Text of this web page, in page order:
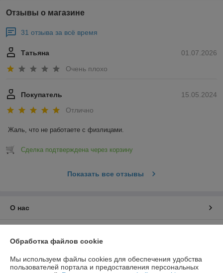
Отзывы о магазине
31 отзыва за всё время
01.07.2026
Татьяна
Очень плохо
15.05.2024
Покупатель
Отлично
Жаль, что не работаете с физлицами.
Сделка подтверждена через корзину
Показать все отзывы
О нас
Обработка файлов cookie
Мы используем файлы cookies для обеспечения удобства
пользователей портала и предоставления персональных